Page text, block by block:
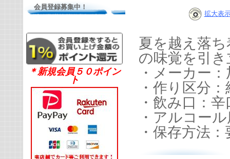
会員登録募集中！
＊新規会員５０ポイン
ト
拡大表
夏を越え落
の味覚を引
・メーカー
・作り区分
・飲み口：
・アルコー
・保存方法